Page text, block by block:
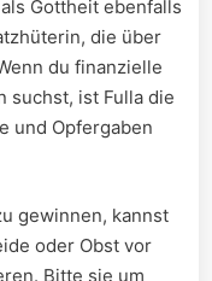
Gottheit ebenfalls
die über‌
du finanzielle
suchst, ist Fulla die
und Opfergaben
gewinnen, kannst
oder Obst vor
Bitte sie um